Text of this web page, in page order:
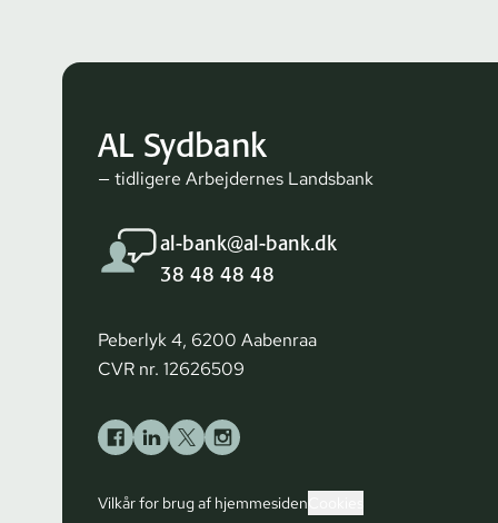
AL Sydbank
— tidligere Arbejdernes Landsbank
al-bank@al-bank.dk
38 48 48 48
Peberlyk 4, 6200 Aabenraa
CVR nr. 12626509
Vilkår for brug af hjemmesiden